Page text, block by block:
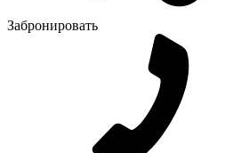
Забронировать